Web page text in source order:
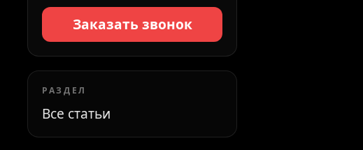
Заказать звонок
РАЗДЕЛ
Все статьи